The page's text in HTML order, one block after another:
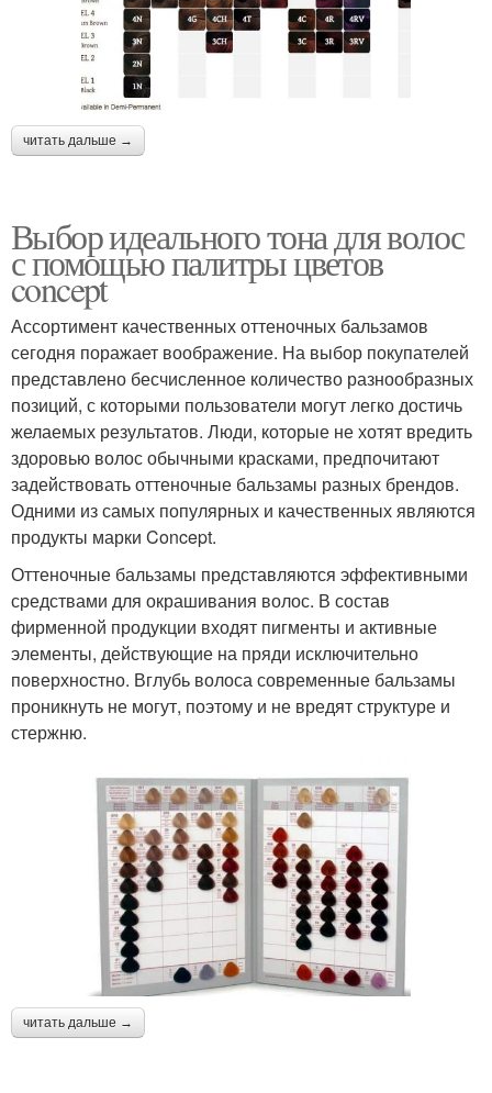
читать дальше →
Выбор идеального тона для волос
с помощью палитры цветов
concept
Ассортимент качественных оттеночных бальзамов
сегодня поражает воображение. На выбор покупателей
представлено бесчисленное количество разнообразных
позиций, с которыми пользователи могут легко достичь
желаемых результатов. Люди, которые не хотят вредить
здоровью волос обычными красками, предпочитают
задействовать оттеночные бальзамы разных брендов.
Одними из самых популярных и качественных являются
продукты марки Concept.
Оттеночные бальзамы представляются эффективными
средствами для окрашивания волос. В состав
фирменной продукции входят пигменты и активные
элементы, действующие на пряди исключительно
поверхностно. Вглубь волоса современные бальзамы
проникнуть не могут, поэтому и не вредят структуре и
стержню.
читать дальше →